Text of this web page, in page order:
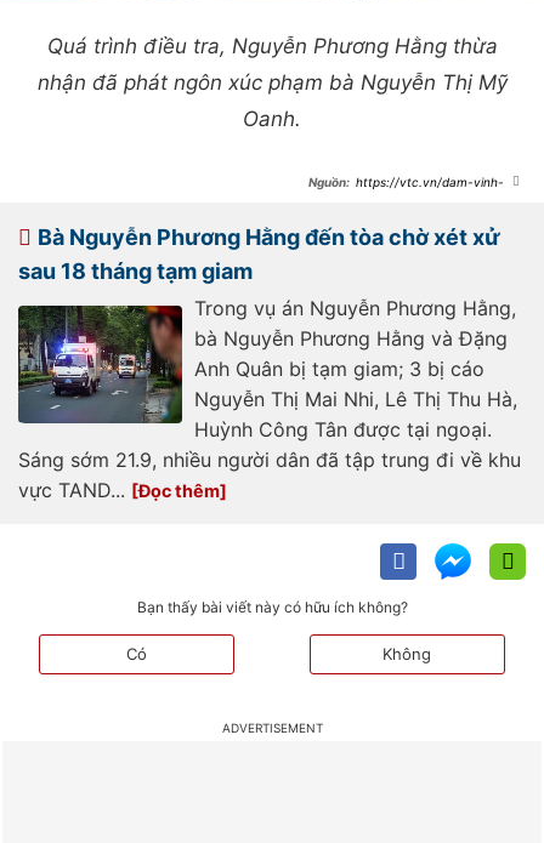
Quá trình điều tra, Nguyễn Phương Hằng thừa
nhận đã phát ngôn xúc phạm bà Nguyễn Thị Mỹ
Oanh.
https://vtc.vn/dam-vinh-
ar821422.html
Bà Nguyễn Phương Hằng đến tòa chờ xét xử
sau 18 tháng tạm giam
Trong vụ án Nguyễn Phương Hằng,
bà Nguyễn Phương Hằng và Đặng
Anh Quân bị tạm giam; 3 bị cáo
Nguyễn Thị Mai Nhi, Lê Thị Thu Hà,
Huỳnh Công Tân được tại ngoại.
Sáng sớm 21.9, nhiều người dân đã tập trung đi về khu
vực TAND...
Bạn thấy bài viết này có hữu ích không?
Có Không